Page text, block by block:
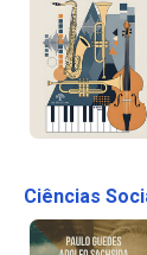
Ciências